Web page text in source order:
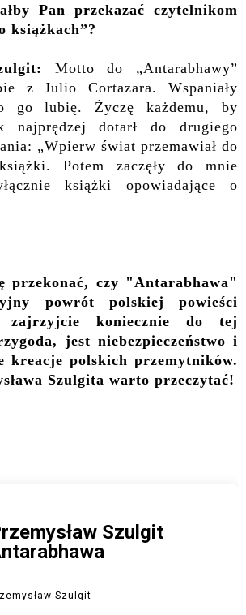
Pan przekazać czytelnikom
książkach”?
Motto do „Antarabhawy”
z Julio Cortazara. Wspaniały
go lubię. Życzę każdemu, by
najprędzej dotarł do drugiego
„Wpierw świat przemawiał do
Potem zaczęły do mnie
książki opowiadające o
przekonać, czy "Antarabhawa"
powrót polskiej powieści
zajrzyjcie koniecznie do tej
jest niebezpieczeństwo i
kreacje polskich przemytników.
Szulgita warto przeczytać!